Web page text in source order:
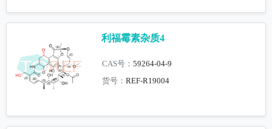
利福霉素杂质4
CAS号：59264-04-9
货号：REF-R19004